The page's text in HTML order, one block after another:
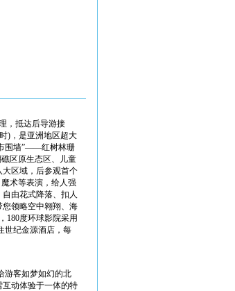
，抵达后导游接
)，是亚洲地区超大
围墙”——红树林珊
区原生态区、儿童
区域，后参观首个
术等表演，给人强
由花式降落、扣人
领略空中翱翔、海
180度环球影院采用
世纪金源酒店，每
游客如梦如幻的北
动体验于一体的特